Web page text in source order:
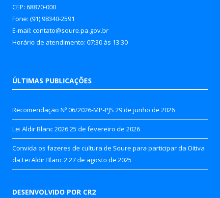
CEP: 68870-000
Fone: (91) 98340-2591
E-mail: contato@soure.pa.gov.br
Horário de atendimento: 07:30 às 13:30
ÚLTIMAS PUBLICAÇÕES
Recomendação Nº 06/2026-MP-PJS 29 de junho de 2026
Lei Aldir Blanc 202625 de fevereiro de 2026
Convida os fazeres de cultura de Soure para participar da Oitiva
da Lei Aldir Blanc 2 27 de agosto de 2025
DESENVOLVIDO POR CR2